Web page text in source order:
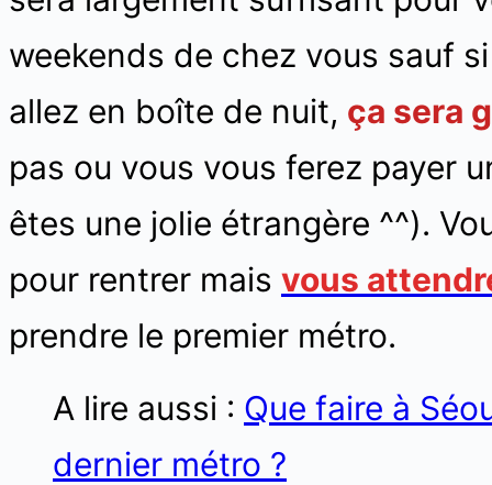
weekends de chez vous sauf
allez en boîte de nuit, ça sera
pas ou vous vous ferez payer
êtes une jolie étrangère ^^).
pour rentrer mais vous
prendre le premier métro.
A lire aussi : Que faire à
dernier métro ?